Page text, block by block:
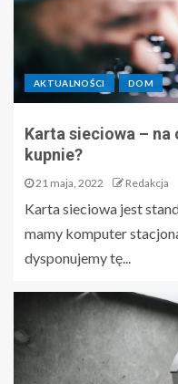
AKTUALNOŚCI DOM
Karta sieciowa –
kupnie?
21 maja, 2022 Redakcja
Karta sieciowa jest
mamy komputer
dysponujemy tę...